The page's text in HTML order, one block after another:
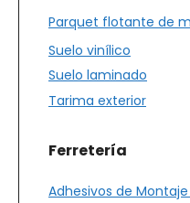
Parquet flotante de
Suelo vinílico
Suelo laminado
Tarima exterior
Ferretería
Adhesivos de